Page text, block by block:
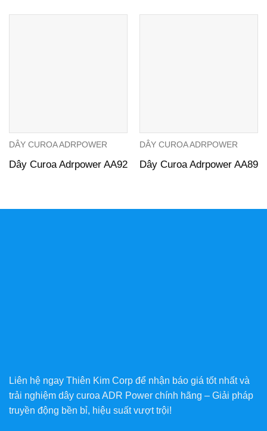
DÂY CUROA ADRPOWER
Dây Curoa Adrpower AA92
DÂY CUROA ADRPOWER
Dây Curoa Adrpower AA89
Liên hệ ngay Thiên Kim Corp để nhận báo giá tốt nhất và
trải nghiệm dây curoa ADR Power chính hãng – Giải pháp
truyền động bền bỉ, hiệu suất vượt trội!